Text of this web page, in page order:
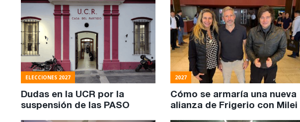
ELECCIONES 2027
Dudas en la UCR por la
suspensión de las PASO
2027
Cómo se armaría una nueva
alianza de Frigerio con Milei